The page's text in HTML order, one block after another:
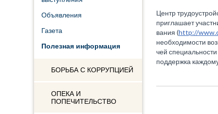
Объявления
Газета
Полезная информация
БОРЬБА С КОРРУПЦИЕЙ
ОПЕКА И
ПОПЕЧИТЕЛЬСТВО
Центр
приглашает
вания (http://
необходимости
чей специальности
поддержка